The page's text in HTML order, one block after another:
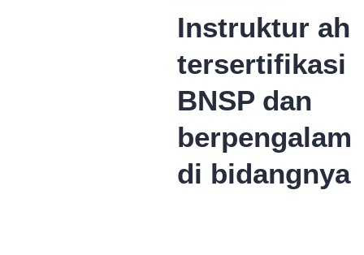
Instruktur
tersertifikasi
BNSP dan
di bidangnya.